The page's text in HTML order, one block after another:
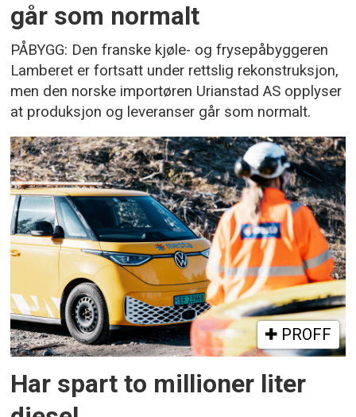
går som normalt
PÅBYGG: Den franske kjøle- og frysepåbyggeren
Lamberet er fortsatt under rettslig rekonstruksjon,
men den norske importøren Urianstad AS opplyser
at produksjon og leveranser går som normalt.
PROFF
Har spart to millioner liter